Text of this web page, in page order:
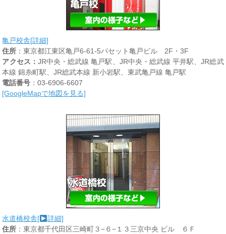
亀戸校舎[詳細]
住所 ：東京都江東区亀戸6-61-5パセット亀戸ビル 2F・3F
アクセス： JR中央・総武線 亀戸駅、JR中央・総武線 平井駅、JR総武
本線 錦糸町駅、JR総武本線 新小岩駅、東武亀戸線 亀戸駅
電話番号 ：03-6906-6607
[GoogleMapで地図を見る]
水道橋校舎[
詳細]
住所 ：東京都千代田区三崎町３−６−１３三京中央 ビル ６Ｆ